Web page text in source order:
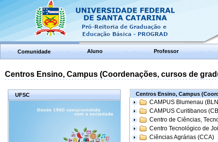
Comunidade Aluno Professor
Centros Ensino, Campus (Coordenações, cursos de
UFSC Centros Ensino, Campus
CAMPUS Blumenau
CAMPUS Curitibanos
Centro de Ciências,
Centro Tecnológico de
Ciências Agrárias (CCA)